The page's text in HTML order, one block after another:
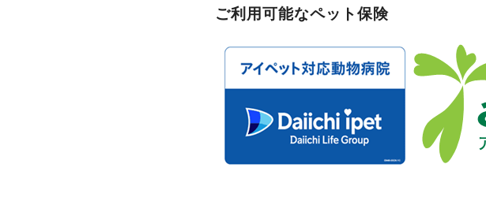
ご利用可能なペット保険